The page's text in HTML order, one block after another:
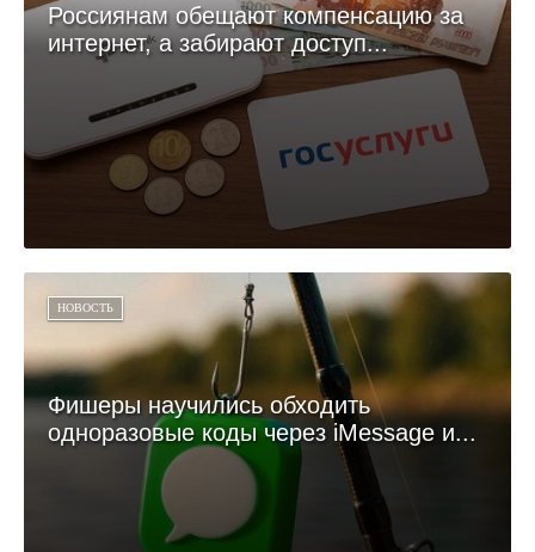
Россиянам обещают компенсацию за
интернет, а забирают доступ...
НОВОСТЬ
Фишеры научились обходить
одноразовые коды через iMessage и...